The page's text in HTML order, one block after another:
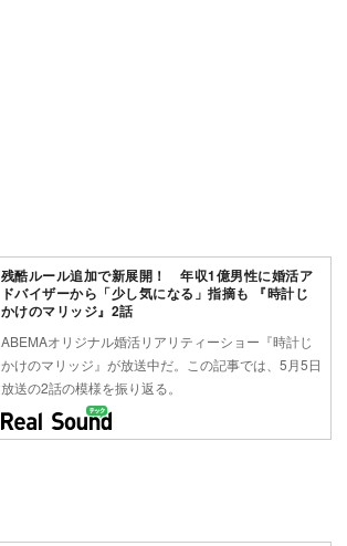
残酷ルール追加で新展開！ 年収1億男性に婚活ア
ドバイザーから「少し気になる」指摘も 『時計じ
かけのマリッジ』2話
ABEMAオリジナル婚活リアリティーショー『時計じ
かけのマリッジ』が放送中だ。この記事では、5月5日
放送の2話の模様を振り返る。